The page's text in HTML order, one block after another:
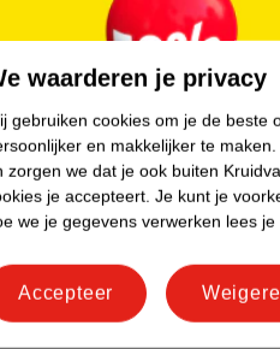
Score.
waarderen je privacy
gebruiken cookies om je de beste
en makkelijker te maken.
zorgen we dat je ook buiten
je accepteert. Je kunt je
we je gegevens verwerken lees je
Accepteer